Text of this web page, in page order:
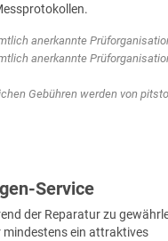
anerkannte
anerkannte
Gebühren werden von
Service
der Reparatur zu
mindestens ein attraktives